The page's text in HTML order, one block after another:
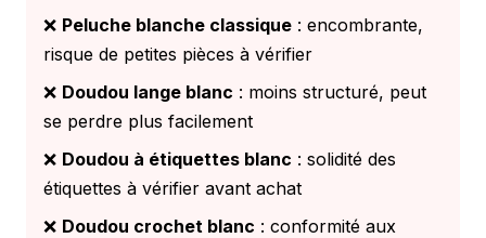
❌ Peluche blanche classique : encombrante,
risque de petites pièces à vérifier
❌ Doudou lange blanc : moins structuré, peut
se perdre plus facilement
❌ Doudou à étiquettes blanc : solidité des
étiquettes à vérifier avant achat
❌ Doudou crochet blanc : conformité aux